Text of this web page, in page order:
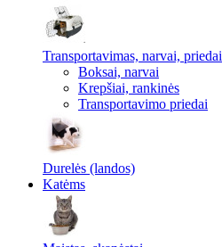
Transportavimas, narvai, priedai
Boksai, narvai
Krepšiai, rankinės
Transportavimo priedai
Durelės (landos)
Katėms